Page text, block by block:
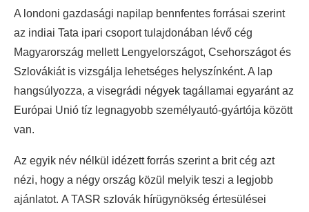
A londoni gazdasági napilap bennfentes forrásai szerint
az indiai Tata ipari csoport tulajdonában lévő cég
Magyarország mellett Lengyelországot, Csehországot és
Szlovákiát is vizsgálja lehetséges helyszínként. A lap
hangsúlyozza, a visegrádi négyek tagállamai egyaránt az
Európai Unió tíz legnagyobb személyautó-gyártója között
van.
Az egyik név nélkül idézett forrás szerint a brit cég azt
nézi, hogy a négy ország közül melyik teszi a legjobb
ajánlatot. A TASR szlovák hírügynökség értesülései